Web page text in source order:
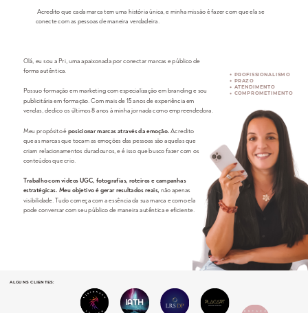
Acredito que cada marca tem uma história única, e minha missão é fazer com que ela se
conecte com as pessoas de maneira verdadeira.
Olá, eu sou a Pri, uma apaixonada por conectar marcas e público de
forma autêntica.
Possuo formação em marketing com especialização em branding e sou
publicitária em formação. Com mais de 15 anos de experiência em
vendas, dedico os últimos 8 anos à minha jornada como empreendedora.
Meu propósito éposicionar marcas através da emoção.Acredito
que as marcas que tocam as emoções das pessoas são aquelas que
criam relacionamentos duradouros, e é isso que busco fazer com os
conteúdos que crio.
Trabalho com vídeos UGC, fotografias, roteiros e campanhas
estratégicas. Meu objetivo é gerar resultados reais, não apenas
visibilidade. Tudo começa com a essência da sua marca e como ela
pode conversar com seu público de maneira autêntica e eficiente.
PROFISSIONALISMO
PRAZO
ATENDIMENTO
COMPROMETIMENTO
ALGUNS CLIENTES: